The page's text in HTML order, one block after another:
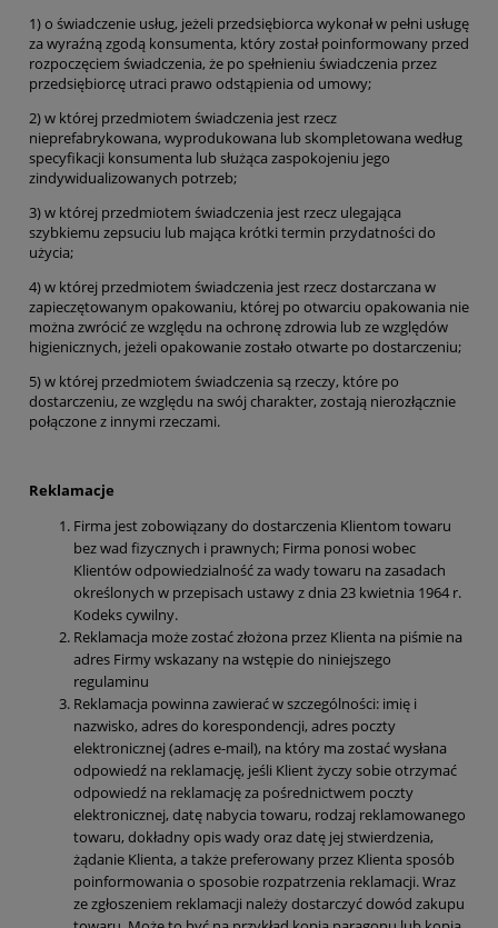
1) o świadczenie usług, jeżeli przedsiębiorca wykonał w pełni usługę
za wyraźną zgodą konsumenta, który został poinformowany przed
rozpoczęciem świadczenia, że po spełnieniu świadczenia przez
przedsiębiorcę utraci prawo odstąpienia od umowy;
2) w której przedmiotem świadczenia jest rzecz
nieprefabrykowana, wyprodukowana lub skompletowana według
specyfikacji konsumenta lub służąca zaspokojeniu jego
zindywidualizowanych potrzeb;
3) w której przedmiotem świadczenia jest rzecz ulegająca
szybkiemu zepsuciu lub mająca krótki termin przydatności do
użycia;
4) w której przedmiotem świadczenia jest rzecz dostarczana w
zapieczętowanym opakowaniu, której po otwarciu opakowania nie
można zwrócić ze względu na ochronę zdrowia lub ze względów
higienicznych, jeżeli opakowanie zostało otwarte po dostarczeniu;
5) w której przedmiotem świadczenia są rzeczy, które po
dostarczeniu, ze względu na swój charakter, zostają nierozłącznie
połączone z innymi rzeczami.
Reklamacje
Firma jest zobowiązany do dostarczenia Klientom towaru
bez wad fizycznych i prawnych; Firma ponosi wobec
Klientów odpowiedzialność za wady towaru na zasadach
określonych w przepisach ustawy z dnia 23 kwietnia 1964 r.
Kodeks cywilny.
Reklamacja może zostać złożona przez Klienta na piśmie na
adres Firmy wskazany na wstępie do niniejszego
regulaminu
Reklamacja powinna zawierać w szczególności: imię i
nazwisko, adres do korespondencji, adres poczty
elektronicznej (adres e-mail), na który ma zostać wysłana
odpowiedź na reklamację, jeśli Klient życzy sobie otrzymać
odpowiedź na reklamację za pośrednictwem poczty
elektronicznej, datę nabycia towaru, rodzaj reklamowanego
towaru, dokładny opis wady oraz datę jej stwierdzenia,
żądanie Klienta, a także preferowany przez Klienta sposób
poinformowania o sposobie rozpatrzenia reklamacji. Wraz
ze zgłoszeniem reklamacji należy dostarczyć dowód zakupu